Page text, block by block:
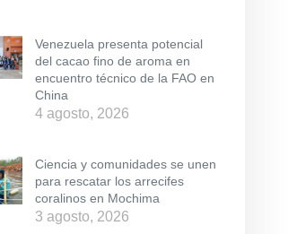
Venezuela presenta potencial
del cacao fino de aroma en
encuentro técnico de la FAO en
China
4 agosto, 2026
Ciencia y comunidades se unen
para rescatar los arrecifes
coralinos en Mochima
3 agosto, 2026